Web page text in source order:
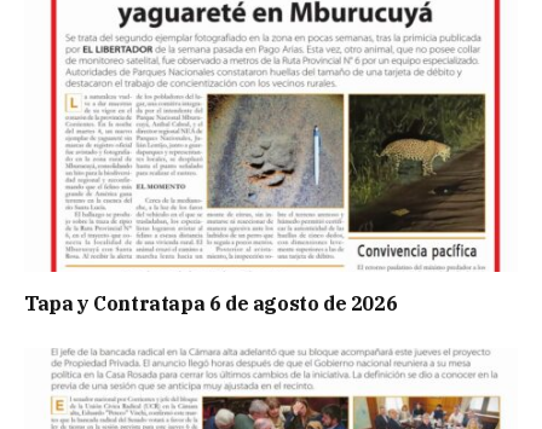
Tapa y Contratapa 6 de agosto de 2026